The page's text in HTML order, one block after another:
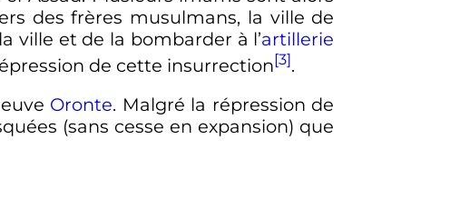
des frères musulmans, la ville de
ville et de la bombarder à l’artillerie
de cette insurrection[3].
Oronte. Malgré la répression de
(sans cesse en expansion) que